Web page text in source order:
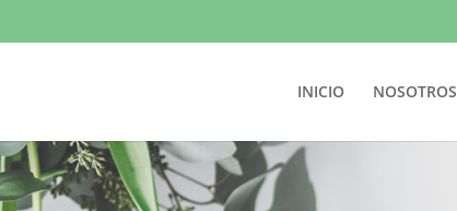
INICIO NOSOTROS